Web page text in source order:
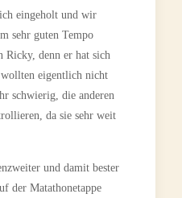
eingeholt und wir
sehr guten Tempo
Ricky, denn er hat sich
eigentlich nicht
schwierig, die anderen
da sie sehr weit
und damit bester
der Matathonetappe